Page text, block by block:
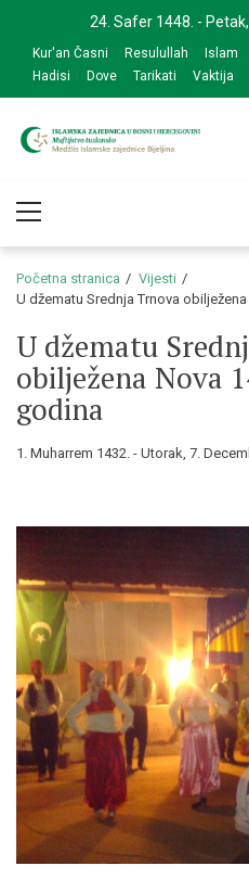
navigation
content
24. Safer 1448. -
Kur'an Časni Resulullah Islam
Hadisi
Dove Tarikati Vaktija
Menu
Početna stranica
Vijesti
U džematu Srednja Trnova
U džematu
obilježena Nova
godina
1. Muharrem 1432. - Utorak, 7.